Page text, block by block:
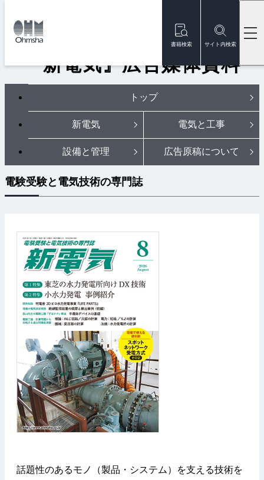
書籍検索 サイト内検索
トップ
『新電気』広告媒体資料
トップ
新電気 電気と工事
設備と管理 広告原稿について
電験受験と電気技術の専門誌
話題性のあるモノ（製品・システム）を支える技術を